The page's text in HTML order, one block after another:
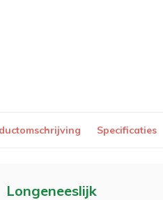
Specificaties
Longeneeslijk